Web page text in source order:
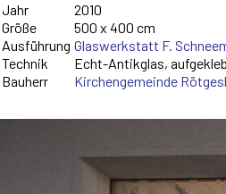
Jahr
2010
Größe
500 x 400 cm
Ausführung Glaswerkstatt F.
Technik
Echt-Antikglas,
Bauherr
Kirchengemeinde